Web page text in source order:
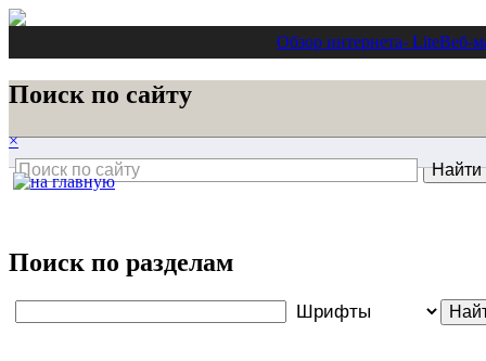
Обзор интернета- LiteВеб-
Поиск по сайту
×
Поиск по разделам